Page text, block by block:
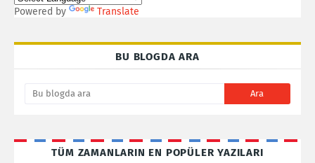
Powered by Translate
BU BLOGDA ARA
TÜM ZAMANLARIN EN POPÜLER YAZILARI